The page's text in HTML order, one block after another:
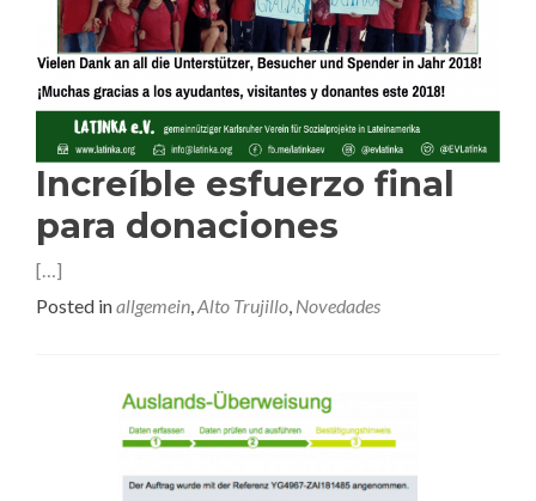
Increíble esfuerzo final
para donaciones
[…]
Posted inallgemein,Alto Trujillo, Novedades